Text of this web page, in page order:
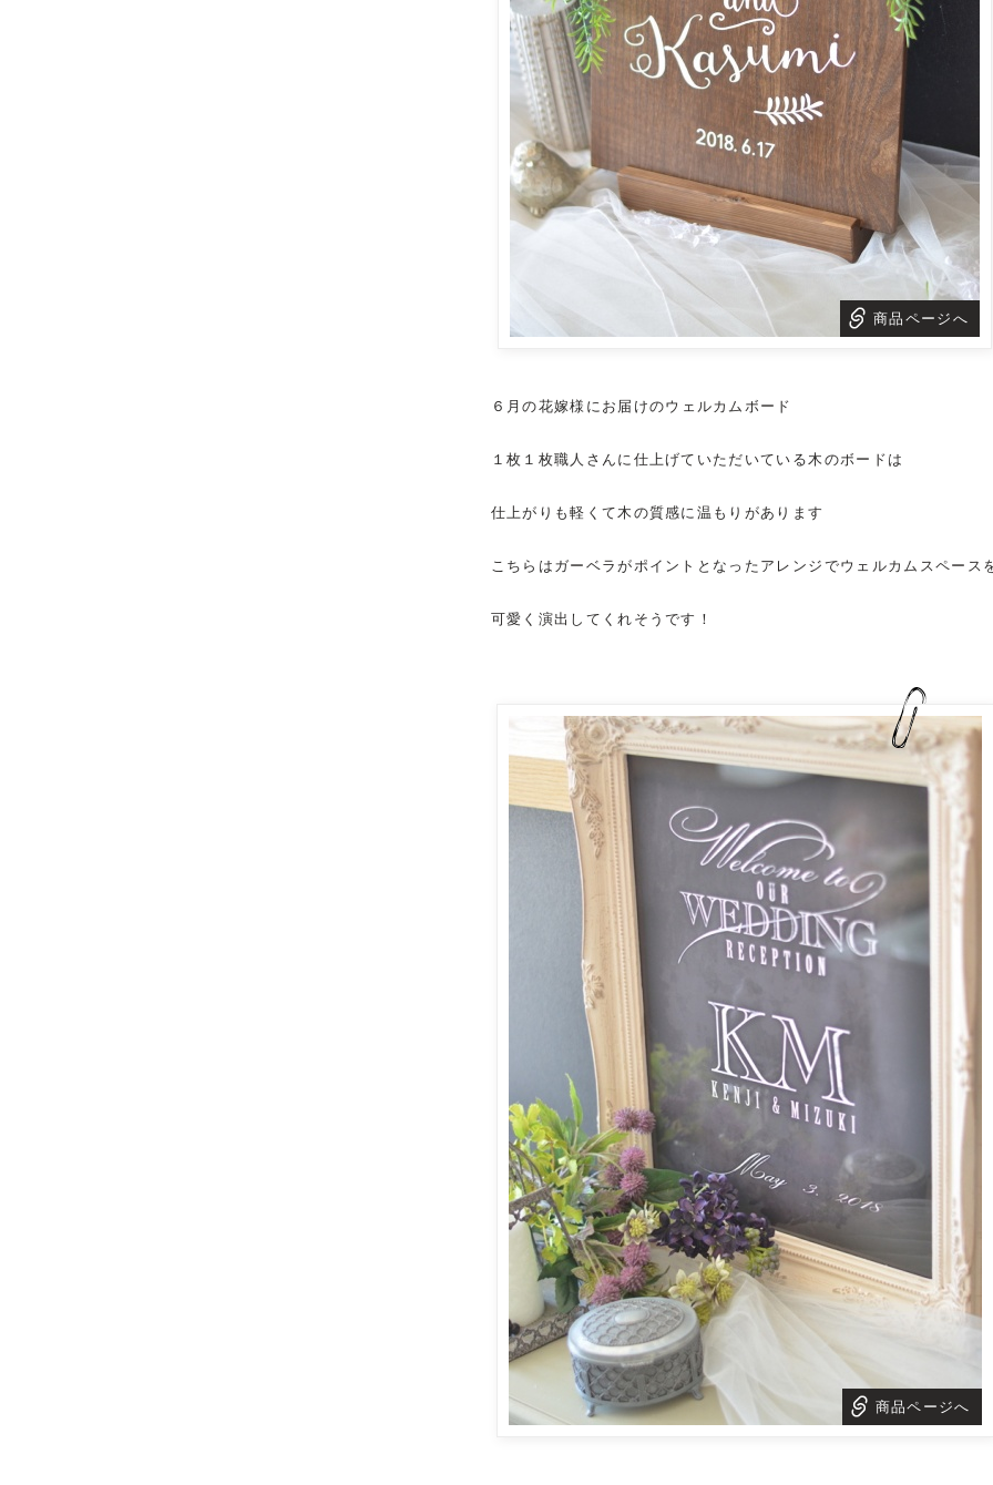
商品ページへ
６月の花嫁様にお届けのウェルカムボード
１枚１枚職人さんに仕上げていただいている木のボードは
仕上がりも軽くて木の質感に温もりがあります
こちらはガーベラがポイントとなったアレンジでウェルカムスペース
可愛く演出してくれそうです！
商品ページへ